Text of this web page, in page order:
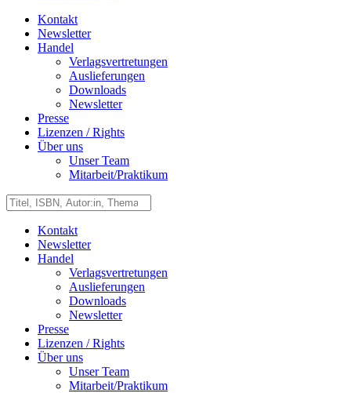
Kontakt
Newsletter
Handel
Verlagsvertretungen
Auslieferungen
Downloads
Newsletter
Presse
Lizenzen / Rights
Über uns
Unser Team
Mitarbeit/Praktikum
Kontakt
Newsletter
Handel
Verlagsvertretungen
Auslieferungen
Downloads
Newsletter
Presse
Lizenzen / Rights
Über uns
Unser Team
Mitarbeit/Praktikum